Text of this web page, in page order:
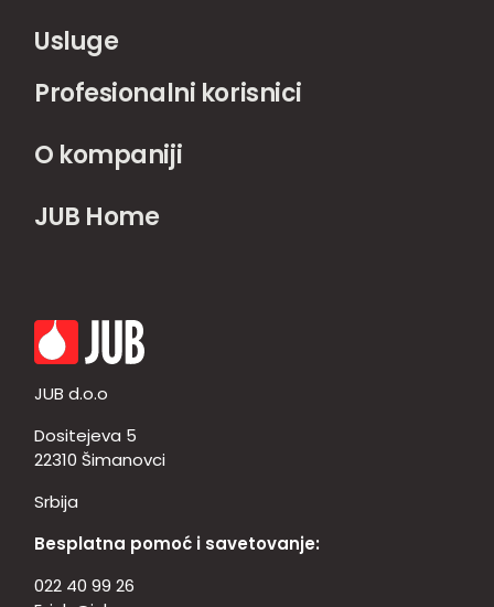
Usluge
Profesionalni korisnici
O kompaniji
JUB Home
JUB d.o.o
Dositejeva 5
22310 Šimanovci
Srbija
Besplatna pomoć i savetovanje:
022 40 99 26